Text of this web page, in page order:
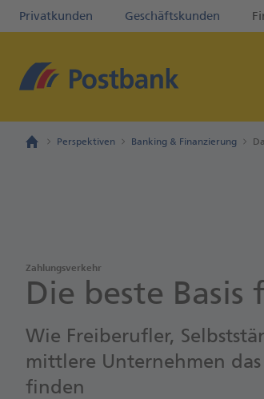
Privatkunden Geschäftskunden
Perspektiven Banking & Finanzierung
Zahlungsverkehr
Die beste Basis
Wie Freiberufler,
mittlere Unternehmen
finden